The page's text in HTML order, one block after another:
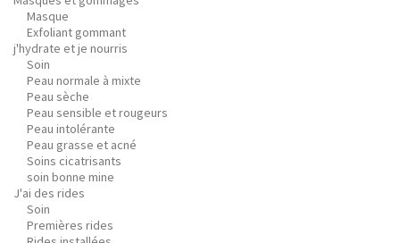
Masque
Exfoliant gommant
j'hydrate et je nourris
Soin
Peau normale à mixte
Peau sèche
Peau sensible et rougeurs
Peau intolérante
Peau grasse et acné
Soins cicatrisants
soin bonne mine
J'ai des rides
Soin
Premières rides